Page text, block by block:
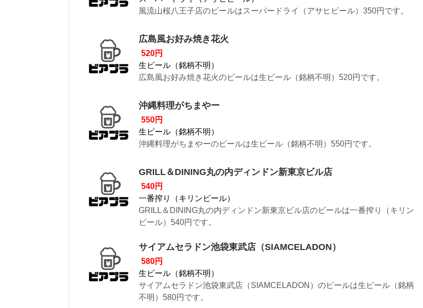
風流山桜八王子店のビールはスーパードライ（アサヒビール）350円です。
広島風お好み焼き花火
520円
生ビール（銘柄不明）
広島風お好み焼き花火のビールは生ビール（銘柄不明）520円です。
沖縄料理がちまやー
550円
生ビール（銘柄不明）
沖縄料理がちまやーのビールは生ビール（銘柄不明）550円です。
GRILL＆DINING丸の内ディンドン新東京ビル店
540円
一番搾り（キリンビール）
GRILL＆DINING丸の内ディンドン新東京ビル店のビールは一番搾り（キリン
ビール）540円です。
サイアムセラドン池袋東武店（SIAMCELADON）
580円
生ビール（銘柄不明）
サイアムセラドン池袋東武店（SIAMCELADON）のビールは生ビール（銘柄
不明）580円です。